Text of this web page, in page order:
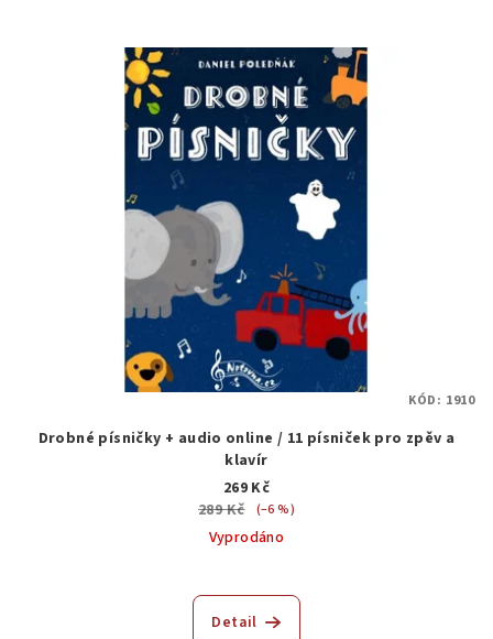
Drobné písničky + audio online / 11 písniček pro zpěv a
klavír
269 Kč
289 Kč
(–6 %)
Vyprodáno
Detail
KÓD: 1910